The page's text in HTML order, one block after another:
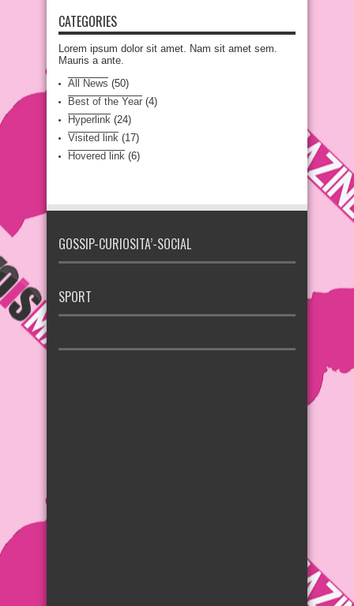
CATEGORIES
Lorem ipsum dolor sit amet. Nam sit amet sem.
Mauris a ante.
All News (50)
Best of the Year (4)
Hyperlink (24)
Visited link (17)
Hovered link (6)
GOSSIP-CURIOSITA’-SOCIAL
SPORT